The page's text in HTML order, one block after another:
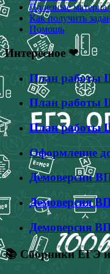
Полезные
Как получить
Помощь
Интересное ❤
План работы
План работы
План работы
Оформление
Демоверсии
Демоверсия
Демоверсия
📚 Сборники ЕГЭ